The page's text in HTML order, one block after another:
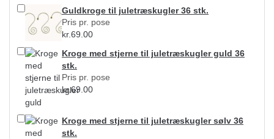
Guldkroge til juletræskugler 36 stk.
Pris pr. pose
kr.69.00
Kroge med stjerne til juletræskugler guld 36
stk.
Pris pr. pose
kr.69.00
Kroge med stjerne til juletræskugler sølv 36
stk.